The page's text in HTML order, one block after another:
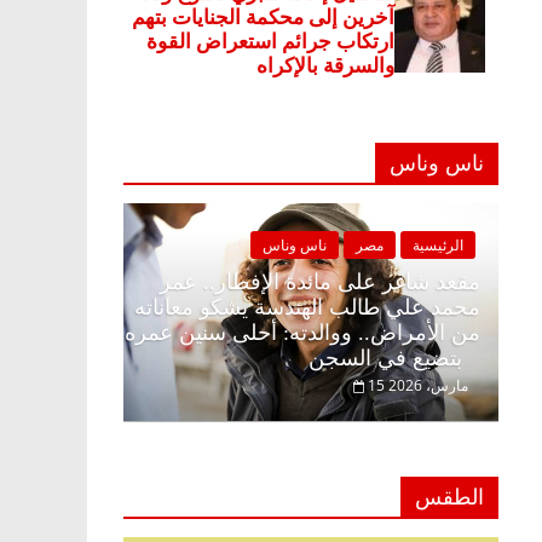
ناس وناس
الرئيسية مصر ناس وناس
مقعد شاغر على مائدة الإفطار.. عمر
محمد علي طالب الهندسة يشكو
من الأمراض.. ووالدته: أحلى سنين
بتضيع في السجن
15 مارس، 2026
وبلكونة بلا زينة
فاروق خبير
الحرية ولمة
الطقس